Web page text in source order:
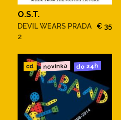
O.S.T.
DEVIL WEARS PRADA
2
€ 35
cd novinka do 24h